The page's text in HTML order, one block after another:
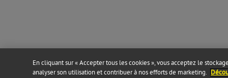
En cliquant sur « Accepter tous les cookies », vous acceptez le
analyser son utilisation et contribuer à nos efforts de marketing.